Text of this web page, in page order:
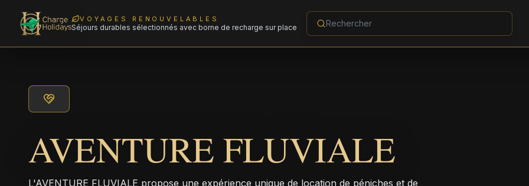
VOYAGES RENOUVELABLES
Séjours durables sélectionnés avec borne de recharge sur place
AVENTURE FLUVIALE
L'AVENTURE FLUVIALE propose une expérience unique de location de péniches et de